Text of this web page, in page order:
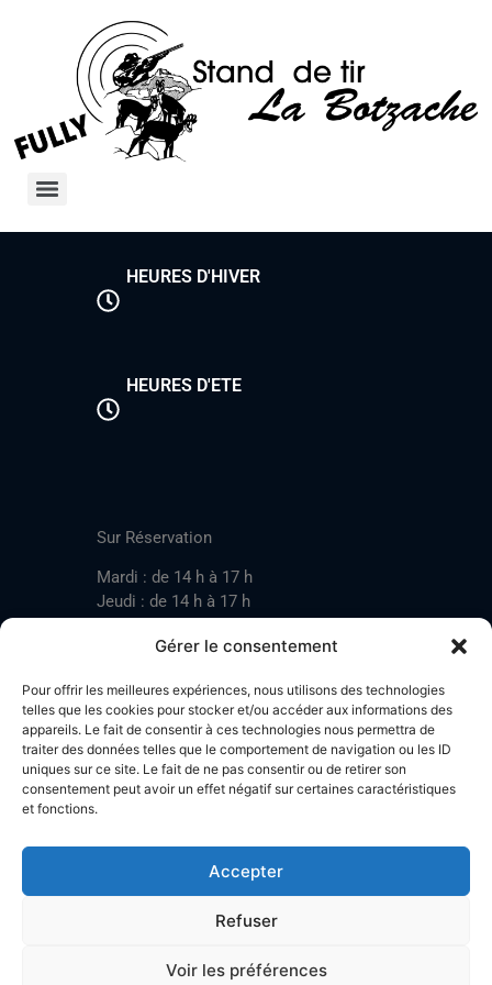
Gérer le consentement
Pour offrir les meilleures expériences, nous utilisons des technologies
telles que les cookies pour stocker et/ou accéder aux informations des
appareils. Le fait de consentir à ces technologies nous permettra de
traiter des données telles que le comportement de navigation ou les ID
uniques sur ce site. Le fait de ne pas consentir ou de retirer son
consentement peut avoir un effet négatif sur certaines caractéristiques
et fonctions.
Accepter
Refuser
Voir les préférences
HEURES D'HIVER
HEURES D'ETE
Sur Réservation
Mardi : de 14 h à 17 h
Jeudi : de 14 h à 17 h
Mardi : de 17 h à 20 h
Jeudi : de 17 h à 20 h
Samedi : de 14 h à 17 h
Stand de tir LA BOTZACHE
Près de Mazembroz
Tel: +41 (0)79 220 41 69
Plan d'accès